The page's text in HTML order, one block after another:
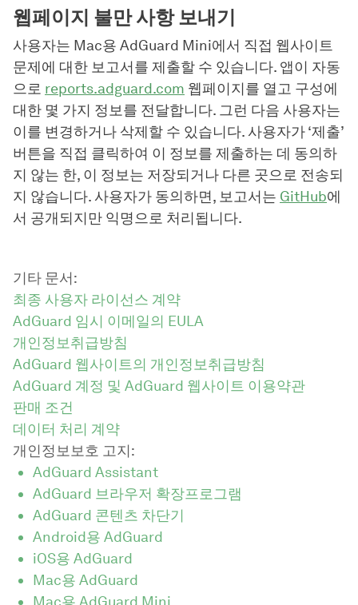
웹페이지 불만 사항 보내기
사용자는 Mac용 AdGuard Mini에서 직접 웹사이트
문제에 대한 보고서를 제출할 수 있습니다. 앱이 자동
으로 reports.adguard.com 웹페이지를 열고 구성에
대한 몇 가지 정보를 전달합니다. 그런 다음 사용자는
이를 변경하거나 삭제할 수 있습니다. 사용자가 ‘제출’
버튼을 직접 클릭하여 이 정보를 제출하는 데 동의하
지 않는 한, 이 정보는 저장되거나 다른 곳으로 전송되
지 않습니다. 사용자가 동의하면, 보고서는 GitHub에
서 공개되지만 익명으로 처리됩니다.
기타 문서:
최종 사용자 라이선스 계약
AdGuard 임시 이메일의 EULA
개인정보취급방침
AdGuard 웹사이트의 개인정보취급방침
AdGuard 계정 및 AdGuard 웹사이트 이용약관
판매 조건
데이터 처리 계약
개인정보보호 고지:
AdGuard Assistant
AdGuard 브라우저 확장프로그램
AdGuard 콘텐츠 차단기
Android용 AdGuard
iOS용 AdGuard
Mac용 AdGuard